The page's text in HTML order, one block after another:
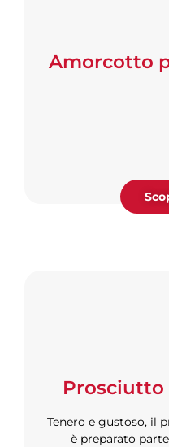
Amorcotto
Prosciutto
Tenero e gustoso, il
è preparato